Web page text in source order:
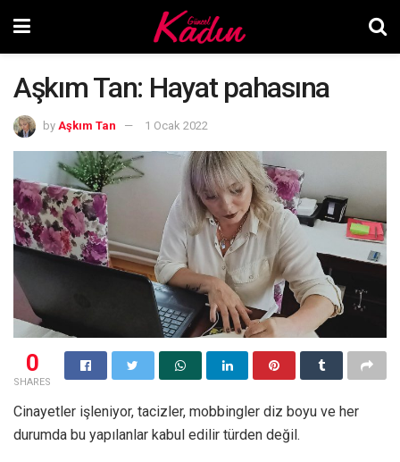
Aşkım Tan: Hayat pahasına
by Aşkım Tan 1 Ocak 2022
0
SHARES
Cinayetler işleniyor, tacizler, mobbingler diz boyu ve her
durumda bu yapılanlar kabul edilir türden değil.